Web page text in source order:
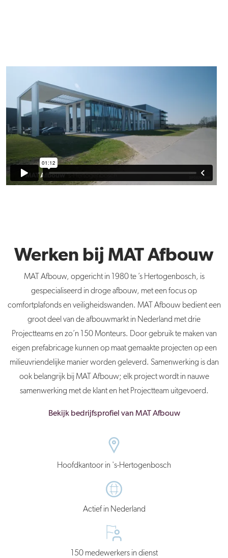
Werken bij MAT Afbouw
MAT Afbouw, opgericht in 1980 te ’s Hertogenbosch, is
gespecialiseerd in droge afbouw, met een focus op
comfortplafonds en veiligheidswanden. MAT Afbouw bedient een
groot deel van de afbouwmarkt in Nederland met drie
Projectteams en zo’n 150 Monteurs. Door gebruik te maken van
eigen prefabricage kunnen op maat gemaakte projecten op een
milieuvriendelijke manier worden geleverd. Samenwerking is dan
ook belangrijk bij MAT Afbouw; elk project wordt in nauwe
samenwerking met de klant en het Projectteam uitgevoerd.
Bekijk bedrijfsprofiel van MAT Afbouw
Hoofdkantoor in 's-Hertogenbosch
Actief in Nederland
150 medewerkers in dienst